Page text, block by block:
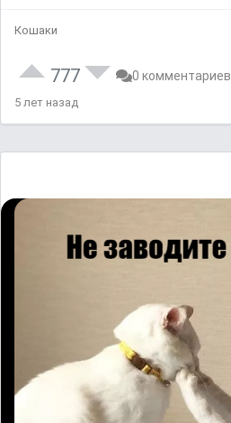
Кошаки
777 0 комментариев
5 лет назад